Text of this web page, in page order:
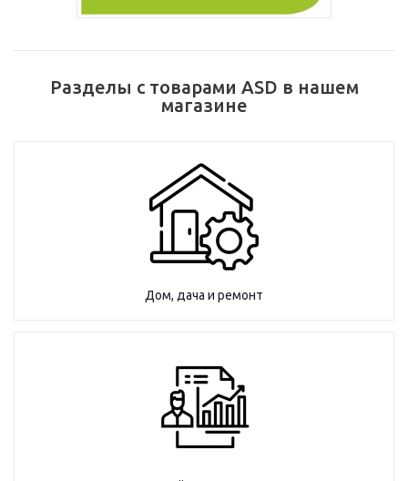
Разделы с товарами ASD в нашем
магазине
Дом, дача и ремонт